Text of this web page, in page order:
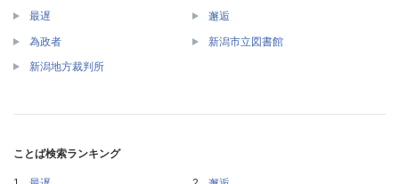
最遅 邂逅
為政者 新潟市立図書館
新潟地方裁判所
ことば検索ランキング